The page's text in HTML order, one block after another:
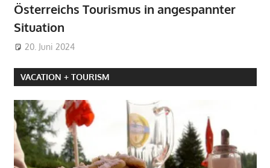
Österreichs Tourismus in angespannter
Situation
20. Juni 2024
VACATION + TOURISM